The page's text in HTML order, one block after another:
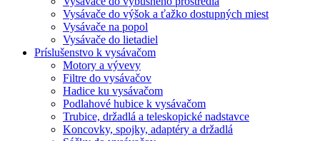
Vysávače do výšok a ťažko dostupných miest
Vysávače na popol
Vysávače do lietadiel
Príslušenstvo k vysávačom
Motory a vývevy
Filtre do vysávačov
Hadice ku vysávačom
Podlahové hubice k vysávačom
Trubice, držadlá a teleskopické nadstavce
Koncovky, spojky, adaptéry a držadlá